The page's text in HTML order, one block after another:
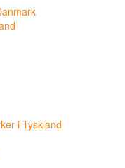
i Tyskland